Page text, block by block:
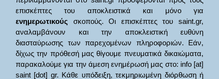
επισκέπτες του αποκλειστικά και μόνο για
ενημερωτικούς σκοπούς. Οι επισκέπτες του saint.gr,
αναλαμβάνουν και την αποκλειστική ευθύνη
διασταύρωσης των παρεχομένων πληροφοριών. Εάν,
δίχως την πρόθεσή μας θίγουμε πνευματικά δικαιώματα,
παρακαλούμε για την άμεση ενημέρωσή μας στο: info [at]
saint [dot] gr. Κάθε υπόδειξη, τεκμηριωμένη διόρθωση ή